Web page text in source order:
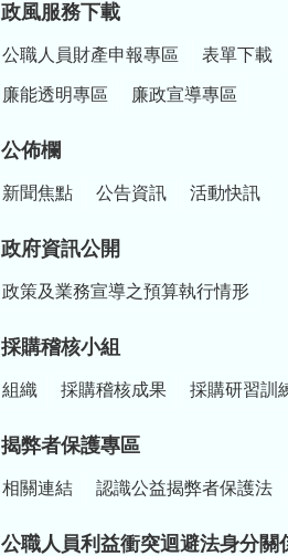
政風服務下載
公職人員財產申報專區 表單下載
廉能透明專區 廉政宣導專區
公佈欄
新聞焦點 公告資訊 活動快訊
政府資訊公開
政策及業務宣導之預算執行情形
採購稽核小組
組織 採購稽核成果 採購研習訓
揭弊者保護專區
相關連結 認識公益揭弊者保護法
公職人員利益衝突迴避法身分關